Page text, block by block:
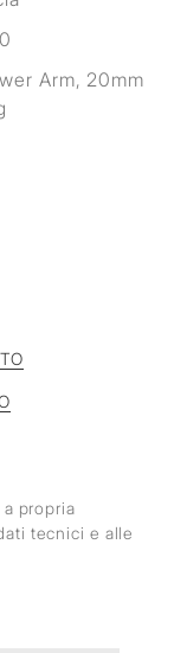
Arm, 20mm
propria
tecnici e alle